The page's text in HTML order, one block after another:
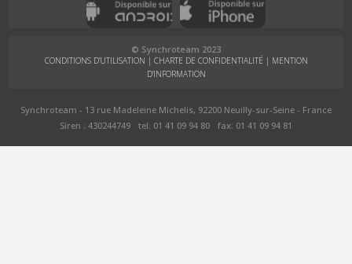
© Synchroteam 2023
CONDITIONS D’UTILISATION | CHARTE DE CONFIDENTIALITÉ | MENTION
D’INFORMATION
Synchroteam - 13 rue Madeleine Michelis, 92200 Neuilly-sur-Seine - France
Siren : 430244749
tel: 01 41 09 94 80 fax: 01 41 09 94 81